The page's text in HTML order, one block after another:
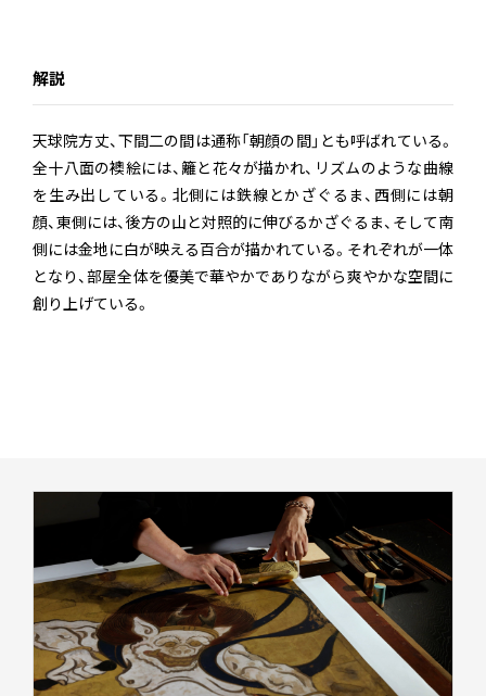
解説
天球院方丈、下間二の間は通称「朝顔の間」とも呼ばれている。
全十八面の襖絵には、籬と花々が描かれ、リズムのような曲線
を生み出している。北側には鉄線とかざぐるま、西側には朝
顔、東側には、後方の山と対照的に伸びるかざぐるま、そして南
側には金地に白が映える百合が描かれている。それぞれが一体
となり、部屋全体を優美で華やかでありながら爽やかな空間に
創り上げている。